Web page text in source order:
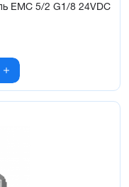
EMC 5/2 G1/8 24VDC